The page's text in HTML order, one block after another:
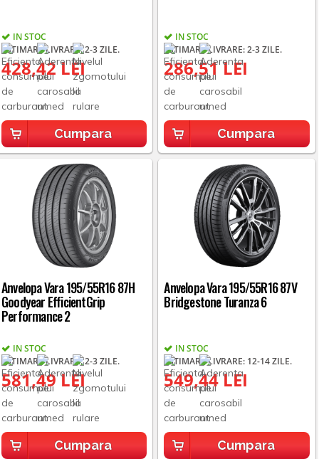
IN STOC
ESTIMARE LIVRARE: 2-3 ZILE.
428,42 LEI
Cumpara
IN STOC
ESTIMARE LIVRARE: 2-3 ZILE.
286,51 LEI
Cumpara
Anvelopa Vara 195/55R16 87H
Goodyear EfficientGrip
Performance 2
IN STOC
ESTIMARE LIVRARE: 2-3 ZILE.
581,49 LEI
Cumpara
Anvelopa Vara 195/55R16 87V
Bridgestone Turanza 6
IN STOC
ESTIMARE LIVRARE: 12-14 ZILE.
549,44 LEI
Cumpara